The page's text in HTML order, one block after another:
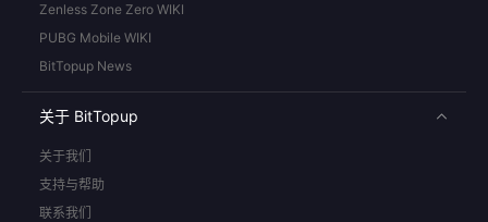
Zenless Zone Zero WIKI
PUBG Mobile WIKI
BitTopup News
关于 BitTopup
关于我们
支持与帮助
联系我们